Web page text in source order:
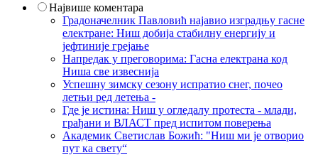
Највише коментара
Градоначелник Павловић најавио изградњу гасне
електране: Ниш добија стабилну енергију и
јефтиније грејање
Напредак у преговорима: Гасна електрана код
Ниша све извеснија
Успешну зимску сезону испратио снег, почео
летњи ред летења -
Где је истина: Ниш у огледалу протеста - млади,
грађани и ВЛАСТ пред испитом поверења
Академик Светислав Божић: "Ниш ми је отворио
пут ка свету“